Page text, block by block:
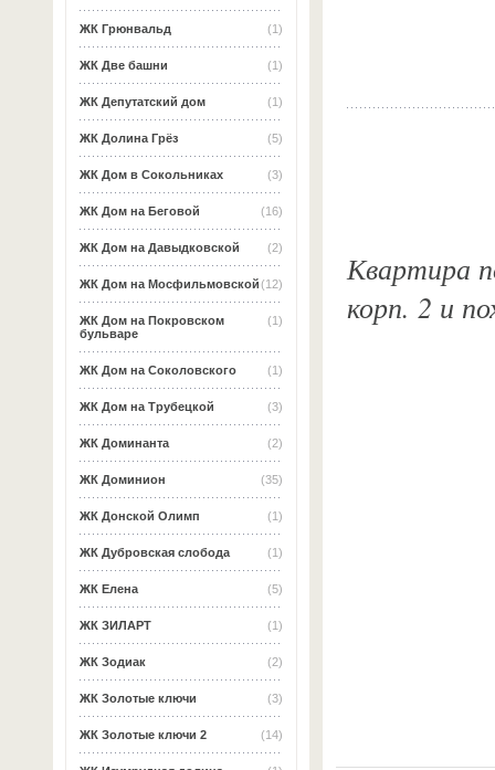
(1)
ЖК Грюнвальд
(1)
ЖК Две башни
(1)
ЖК Депутатский дом
(5)
ЖК Долина Грёз
(3)
ЖК Дом в Сокольниках
(16)
ЖК Дом на Беговой
(2)
ЖК Дом на Давыдковской
(12)
ЖК Дом на Мосфильмовской
(1)
ЖК Дом на Покровском
бульваре
(1)
ЖК Дом на Соколовского
(3)
ЖК Дом на Трубецкой
(2)
ЖК Доминанта
(35)
ЖК Доминион
(1)
ЖК Донской Олимп
(1)
ЖК Дубровская слобода
(5)
ЖК Елена
(1)
ЖК ЗИЛАРТ
(2)
ЖК Зодиак
(3)
ЖК Золотые ключи
(14)
ЖК Золотые ключи 2
Квартира
корп. 2 и